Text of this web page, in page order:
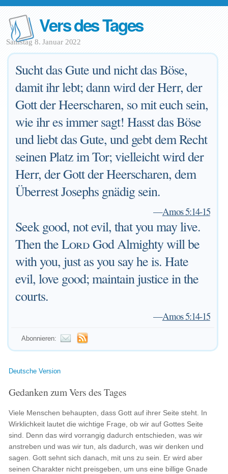
Vers des Tages
Samstag 8. Januar 2022
Sucht das Gute und nicht das Böse,
damit ihr lebt; dann wird der Herr, der
Gott der Heerscharen, so mit euch sein,
wie ihr es immer sagt! Hasst das Böse
und liebt das Gute, und gebt dem Recht
seinen Platz im Tor; vielleicht wird der
Herr, der Gott der Heerscharen, dem
Überrest Josephs gnädig sein.
—Amos 5:14-15
Seek good, not evil, that you may live.
Then theLordGod Almighty will be
with you, just as you say he is. Hate
evil, love good; maintain justice in the
courts.
—Amos 5:14-15
Abonnieren:
Deutsche Version
Gedanken zum Vers des Tages
Viele Menschen behaupten, dass Gott auf ihrer Seite steht. In
Wirklichkeit lautet die wichtige Frage, ob wir auf Gottes Seite
sind. Denn das wird vorrangig dadurch entschieden, was wir
anstreben und was wir tun, als dadurch, was wir denken und
sagen. Gott sehnt sich danach, mit uns zu sein. Er wird aber
seinen Charakter nicht preisgeben, um uns eine billige Gnade